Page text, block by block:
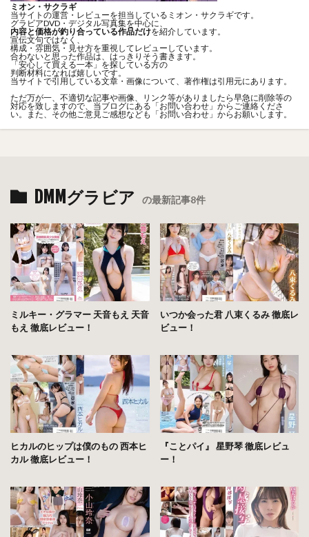
ミオン・サクラギ
当サイトの運営・レビューを担当しているミオン・サクラギです。
グラビアDVD・デジタル写真集を中心に、
内容と価格が釣り合っている作品だけを紹介しています。
宣伝文句ではなく、
構成・雰囲気・見せ方を重視してレビューしています。
合わないと思った作品は、はっきりそう書きます。
「安心して買える一本」を探している方の
判断材料になれば嬉しいです。
当サイトで引用している文章・画像について、著作権は引用元にあります。
ただ万が一、不適切な記事や画像、リンク等がありましたら早急に削除等の
対応を致しますので、当ブログにある「お問い合わせ 」からご連絡くださ
い。また、その他ご意見ご感想なども「お問い合わせ 」からお願いします。
DMMグラビア の最新記事8件
ミルキー・グラマー 天音もえ 天音
もえ 徹底レビュー！
いつか会った君 八束くるみ 徹底レ
ビュー！
ヒカルのヒップは僕のもの 西本ヒ
カル 徹底レビュー！
『ことパイ』 星野琴 徹底レビュ
ー！